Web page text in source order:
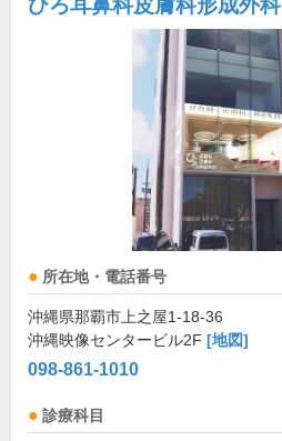
ひろ耳鼻科皮膚科形成外科
所在地・電話番号
沖縄県那覇市上之屋1-18-36
沖縄映像センタービル2F [地図]
098-861-1010
診療科目